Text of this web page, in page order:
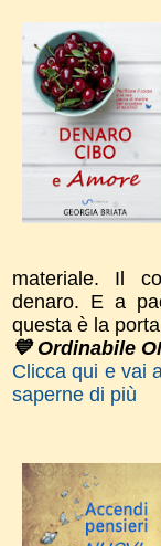
materiale. Il
denaro. E a
questa è la
💙 Ordinabile
Clicca qui e vai
saperne di più